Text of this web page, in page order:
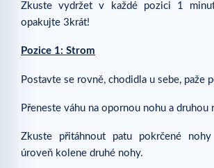
Zkuste vydržet v každé pozici 1
opakujte 3krát!
Pozice 1: Strom
Postavte se rovně, chodidla u sebe, paže
Přeneste váhu na opornou nohu a druhou
Zkuste přitáhnout patu pokrčené
úroveň kolene druhé nohy.